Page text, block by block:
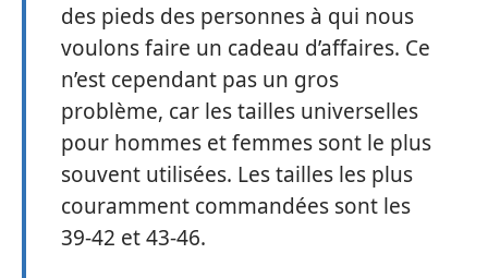
des pieds des personnes à qui nous
voulons faire un cadeau d’affaires. Ce
n’est cependant pas un gros
problème, car les tailles universelles
pour hommes et femmes sont le plus
souvent utilisées. Les tailles les plus
couramment commandées sont les
39-42 et 43-46.